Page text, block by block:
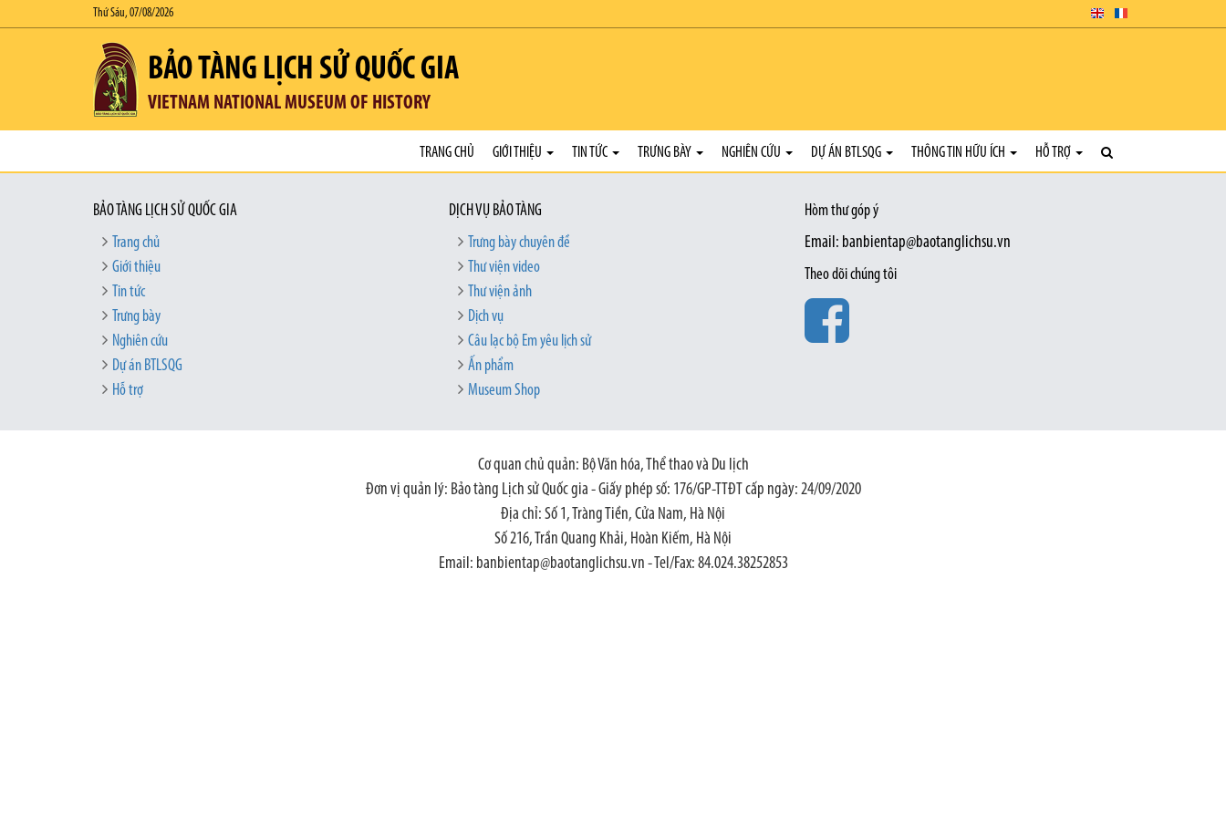
Thứ Sáu, 07/08/2026
BẢO TÀNG LỊCH SỬ QUỐC GIA
VIETNAM NATIONAL MUSEUM OF HISTORY
TRANG CHỦ GIỚI THIỆU TIN TỨC TRƯNG BÀY NGHIÊN CỨU DỰ ÁN BTLSQG THÔNG TIN HỮU ÍCH HỖ TRỢ
BẢO TÀNG LỊCH SỬ QUỐC GIA
Trang chủ
Giới thiệu
Tin tức
Trưng bày
Nghiên cứu
Dự án BTLSQG
Hỗ trợ
DỊCH VỤ BẢO TÀNG
Trưng bày chuyên đề
Thư viện video
Thư viện ảnh
Dịch vụ
Câu lạc bộ Em yêu lịch sử
Ấn phẩm
Museum Shop
Hòm thư góp ý
Email: banbientap@baotanglichsu.vn
Theo dõi chúng tôi
Cơ quan chủ quản: Bộ Văn hóa, Thể thao và Du lịch
Đơn vị quản lý: Bảo tàng Lịch sử Quốc gia - Giấy phép số: 176/GP-TTĐT cấp ngày: 24/09/2020
Địa chỉ: Số 1, Tràng Tiền, Cửa Nam, Hà Nội
Số 216, Trần Quang Khải, Hoàn Kiếm, Hà Nội
Email: banbientap@baotanglichsu.vn - Tel/Fax: 84.024.38252853